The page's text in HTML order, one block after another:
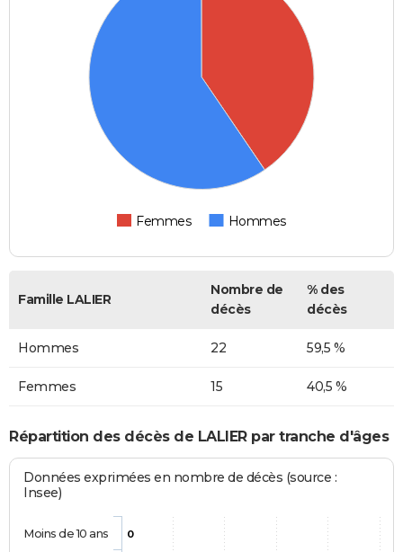
Femmes Hommes
Famille LALIER
Nombre de
décès
% des
décès
Hommes 22 59,5 %
Femmes 15 40,5 %
Répartition des décès de LALIER par tranche d'âges
Données exprimées en nombre de décès (source :
Insee)
0
Moins de 10 ans